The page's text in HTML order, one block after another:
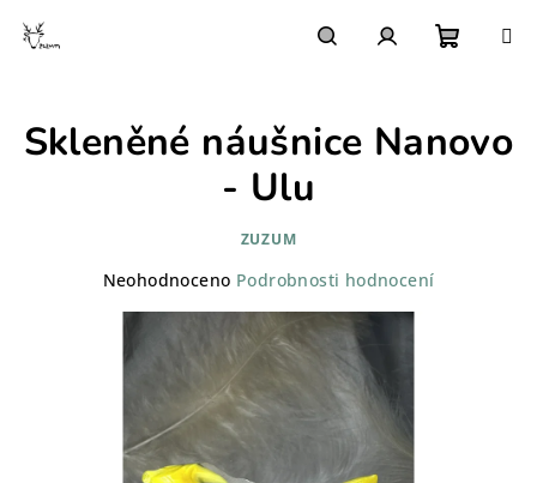
košík
Skleněné náušnice Nanovo
- Ulu
ZUZUM
Průměrné
hvězdiček.
Neohodnoceno Podrobnosti hodnocení